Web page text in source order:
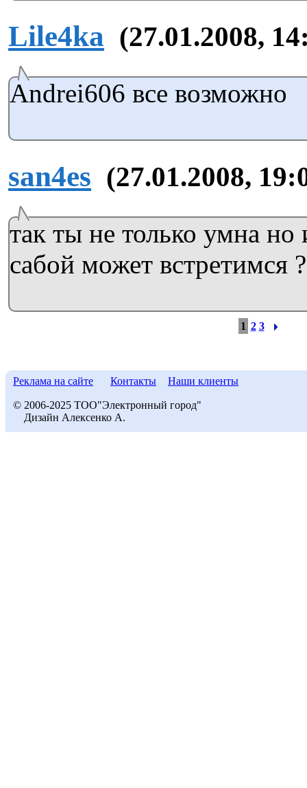
Lile4ka (27.01.2008,
Andrei606 все возможно
san4es (27.01.2008,
так ты не только умна но
сабой может встретимся
1 2 3
Реклама на сайте Контакты Наши клиенты
© 2006-2025 ТОО"Электронный город"
Дизайн Алексенко А.